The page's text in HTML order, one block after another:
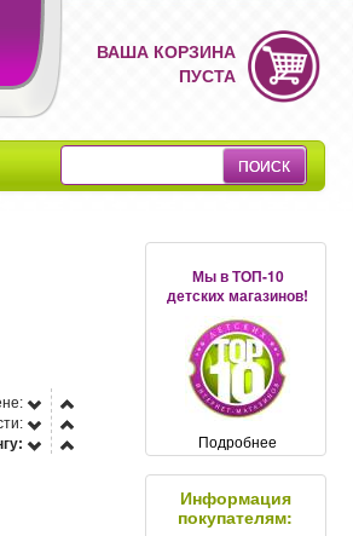
ВАША КОРЗИНА
ПУСТА
Мы в ТОП-10
детских магазинов!
Подробнее
Информация
покупателям: